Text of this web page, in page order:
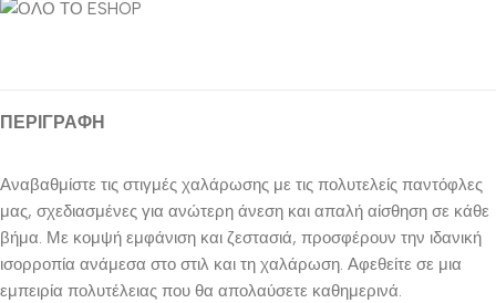
ΠΕΡΙΓΡΑΦΉ
Αναβαθμίστε τις στιγμές χαλάρωσης με τις πολυτελείς παντόφλες
μας, σχεδιασμένες για ανώτερη άνεση και απαλή αίσθηση σε κάθε
βήμα. Με κομψή εμφάνιση και ζεστασιά, προσφέρουν την ιδανική
ισορροπία ανάμεσα στο στιλ και τη χαλάρωση. Αφεθείτε σε μια
εμπειρία πολυτέλειας που θα απολαύσετε καθημερινά.